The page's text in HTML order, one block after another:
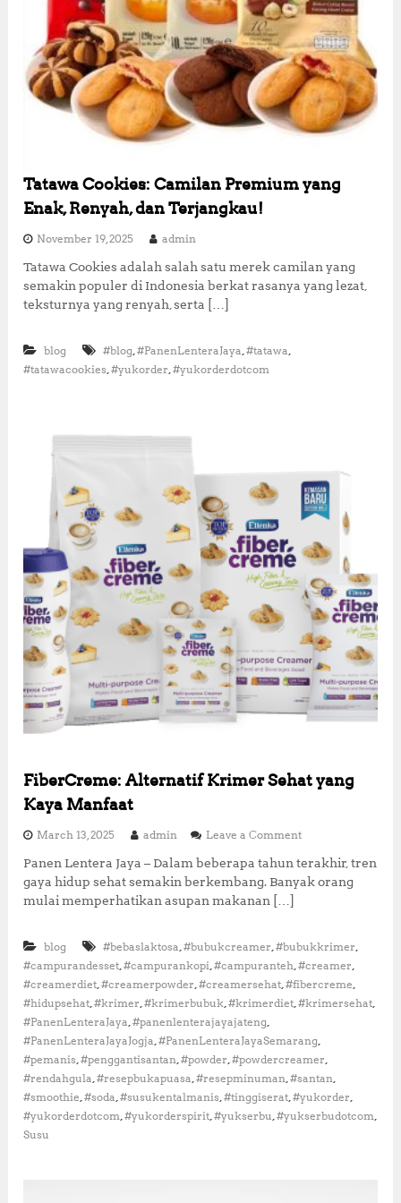
Tatawa Cookies: Camilan Premium yang
Enak, Renyah, dan Terjangkau!
November 19, 2025 admin
Tatawa Cookies adalah salah satu merek camilan yang
semakin populer di Indonesia berkat rasanya yang lezat,
teksturnya yang renyah, serta […]
blog #blog ,#PanenLenteraJaya ,#tatawa
#tatawacookies ,#yukorder ,#yukorderdotcom
FiberCreme: Alternatif Krimer Sehat yang
Kaya Manfaat
March 13, 2025 admin Leave a Commento
F
i
C
r
e
e
A
l
t
r
n
Panen Lentera Jaya – Dalam beberapa tahun terakhir, tren
gaya hidup sehat semakin berkembang. Banyak orang
mulai memperhatikan asupan makanan […]
blog #bebaslaktosa,#bubukcreamer,#bubukkrimer,
#campurandesset,#campurankopi,#campuranteh,#creamer,
#creamerdiet,#creamerpowder,#creamersehat,#fibercreme,
#hidupsehat,#krimer,#krimerbubuk,#krimerdiet,#krimersehat,
#PanenLenteraJaya,#panenlenterajayajateng,
#PanenLenteraJayaJogja,#PanenLenteraJayaSemarang,
#pemanis,#penggantisantan,#powder,#powdercreamer,
#rendahgula,#resepbukapuasa,#resepminuman,#santan,
#smoothie,#soda,#susukentalmanis,#tinggiserat,#yukorder,
#yukorderdotcom,#yukorderspirit,#yukserbu,#yukserbudotcom,
Susu